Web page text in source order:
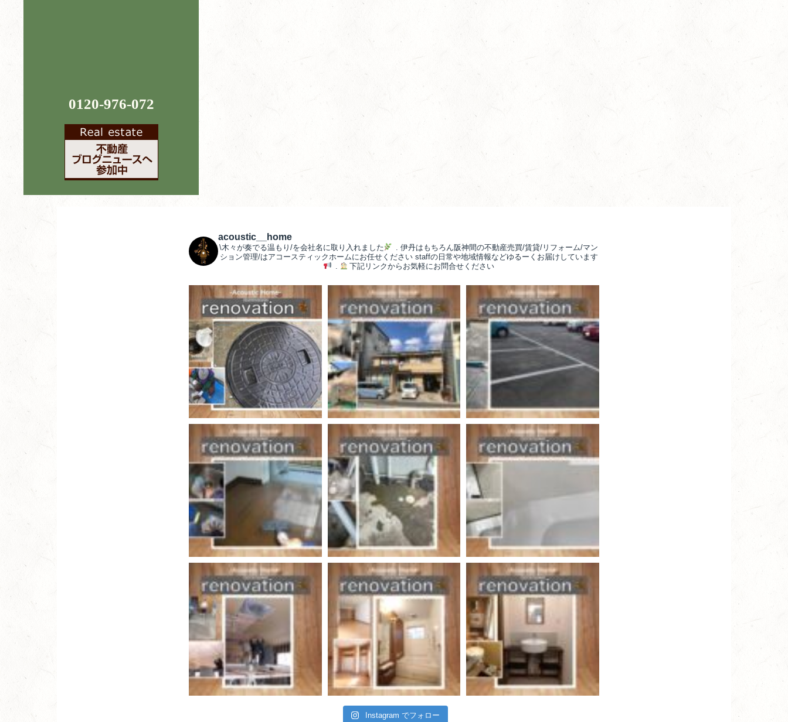
0120-976-072
acoustic__home
\木々が奏でる温もり/を会社名に取り入れました . 伊丹はもちろん阪神間の不動産売買/賃貸/リフォーム/マン
ション管理/はアコースティックホームにお任せくださいstaffの日常や地域情報などゆるーくお届けしています
.
下記リンクからお気軽にお問合せください
Instagram でフォロー